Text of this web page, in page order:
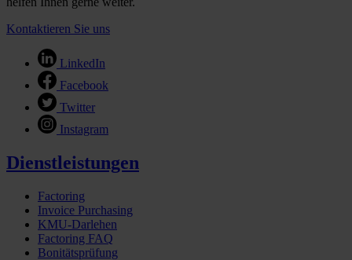
Kontaktieren Sie uns
LinkedIn
Facebook
Twitter
Instagram
Dienstleistungen
Factoring
Invoice Purchasing
KMU-Darlehen
Factoring FAQ
Bonitätsprüfung